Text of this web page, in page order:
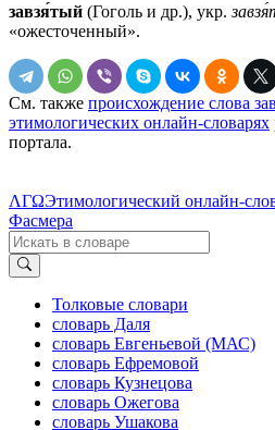
завзя́тый (Гоголь и др.), укр.
«ожесточенный».
См. также происхождение слова
этимологических онлайн-словарях
портала.
ΛΓΩЭтимологический онлайн-
Фасмера
Толковые словари
словарь Даля
словарь Евгеньевой (МАС)
словарь Ефремовой
словарь Кузнецова
словарь Ожегова
словарь Ушакова